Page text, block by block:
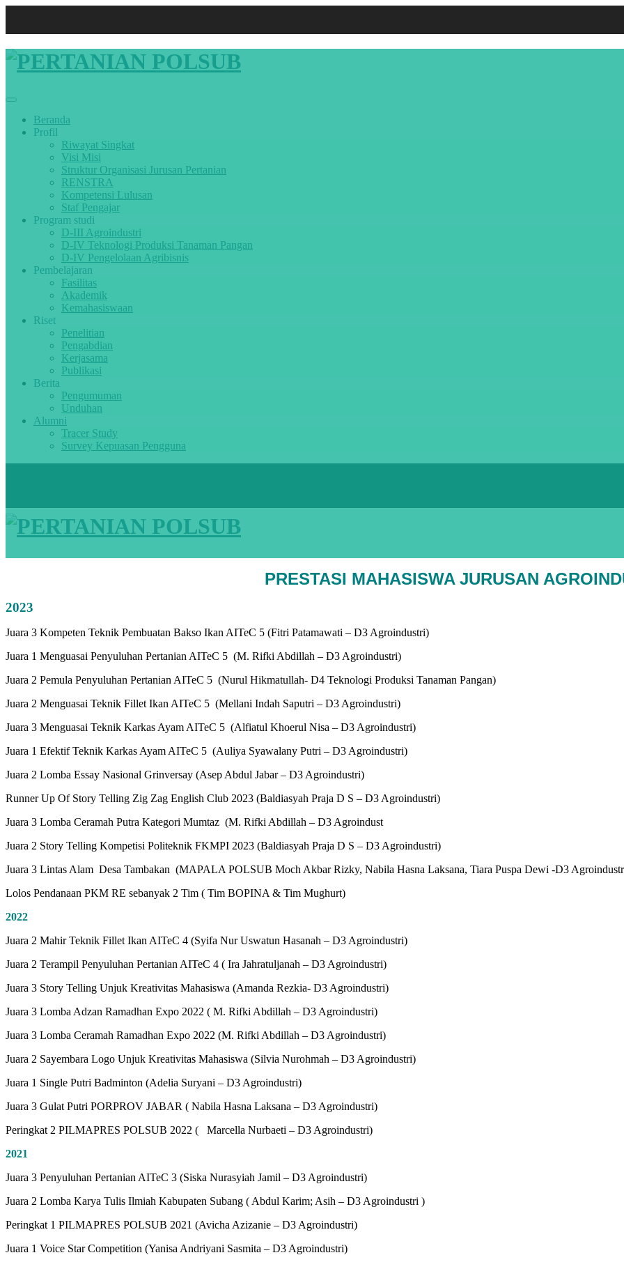
Beranda
Profil
Riwayat Singkat
Visi Misi
Struktur Organisasi Jurusan Pertanian
RENSTRA
Kompetensi Lulusan
Staf Pengajar
Program studi
D-III Agroindustri
D-IV Teknologi Produksi Tanaman Pangan
D-IV Pengelolaan Agribisnis
Pembelajaran
Fasilitas
Akademik
Kemahasiswaan
Riset
Penelitian
Pengabdian
Kerjasama
Publikasi
Berita
Pengumuman
Unduhan
Alumni
Tracer Study
Survey Kepuasan Pengguna
PRESTASI MAHASISWA JURUSAN
2023
Juara 3 Kompeten Teknik Pembuatan Bakso Ikan AITeC 5 (Fitri Patamawati – D3 Agroindustri)
Juara 1 Menguasai Penyuluhan Pertanian AITeC 5 (M. Rifki Abdillah – D3 Agroindustri)
Juara 2 Pemula Penyuluhan Pertanian AITeC 5 (Nurul Hikmatullah- D4 Teknologi Produksi Tanaman Pangan)
Juara 2 Menguasai Teknik Fillet Ikan AITeC 5 (Mellani Indah Saputri – D3 Agroindustri)
Juara 3 Menguasai Teknik Karkas Ayam AITeC 5 (Alfiatul Khoerul Nisa – D3 Agroindustri)
Juara 1 Efektif Teknik Karkas Ayam AITeC 5 (Auliya Syawalany Putri – D3 Agroindustri)
Juara 2 Lomba Essay Nasional Grinversay (Asep Abdul Jabar – D3 Agroindustri)
Runner Up Of Story Telling Zig Zag English Club 2023 (Baldiasyah Praja D S – D3 Agroindustri)
Juara 3 Lomba Ceramah Putra Kategori Mumtaz (M. Rifki Abdillah – D3 Agroindust
Juara 2 Story Telling Kompetisi Politeknik FKMPI 2023 (Baldiasyah Praja D S – D3 Agroindustri)
Juara 3 Lintas Alam Desa Tambakan (MAPALA POLSUB Moch Akbar Rizky, Nabila Hasna Laksana, Tiara Puspa Dewi -D3
Lolos Pendanaan PKM RE sebanyak 2 Tim ( Tim BOPINA & Tim Mughurt)
2022
Juara 2 Mahir Teknik Fillet Ikan AITeC 4 (Syifa Nur Uswatun Hasanah – D3 Agroindustri)
Juara 2 Terampil Penyuluhan Pertanian AITeC 4 ( Ira Jahratuljanah – D3 Agroindustri)
Juara 3 Story Telling Unjuk Kreativitas Mahasiswa (Amanda Rezkia- D3 Agroindustri)
Juara 3 Lomba Adzan Ramadhan Expo 2022 ( M. Rifki Abdillah – D3 Agroindustri)
Juara 3 Lomba Ceramah Ramadhan Expo 2022 (M. Rifki Abdillah – D3 Agroindustri)
Juara 2 Sayembara Logo Unjuk Kreativitas Mahasiswa (Silvia Nurohmah – D3 Agroindustri)
Juara 1 Single Putri Badminton (Adelia Suryani – D3 Agroindustri)
Juara 3 Gulat Putri PORPROV JABAR ( Nabila Hasna Laksana – D3 Agroindustri)
Peringkat 2 PILMAPRES POLSUB 2022 ( Marcella Nurbaeti – D3 Agroindustri)
2021
Juara 3 Penyuluhan Pertanian AITeC 3 (Siska Nurasyiah Jamil – D3 Agroindustri)
Juara 2 Lomba Karya Tulis Ilmiah Kabupaten Subang ( Abdul Karim; Asih – D3 Agroindustri )
Peringkat 1 PILMAPRES POLSUB 2021 (Avicha Azizanie – D3 Agroindustri)
Juara 1 Voice Star Competition (Yanisa Andriyani Sasmita – D3 Agroindustri)